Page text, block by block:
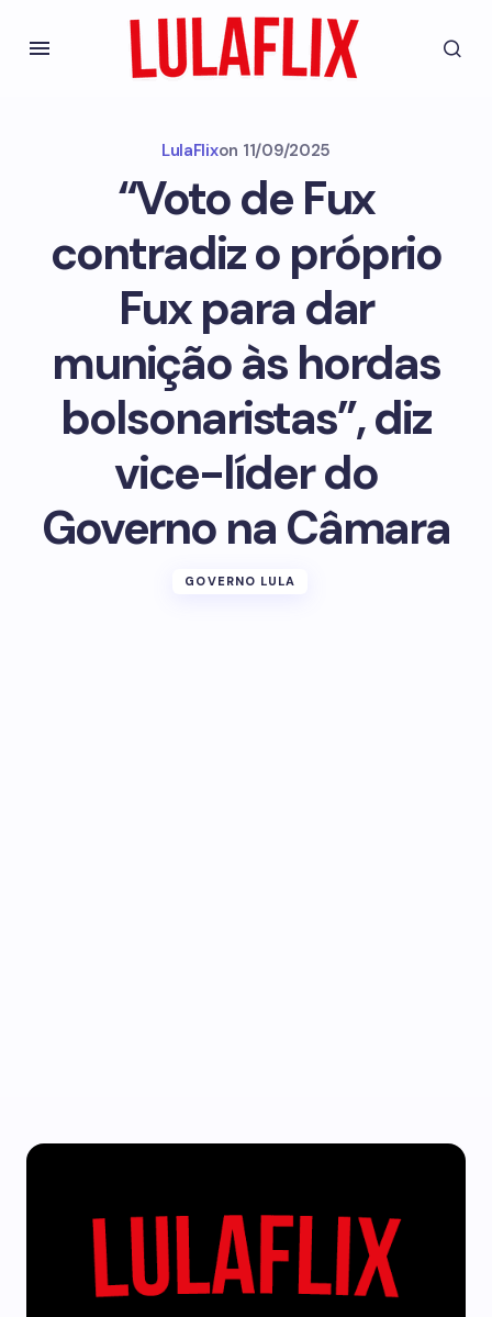
LulaFlixon 11/09/2025
“Voto de Fux
contradiz o próprio
Fux para dar
munição às hordas
bolsonaristas”, diz
vice-líder do
Governo na Câmara
GOVERNO LULA